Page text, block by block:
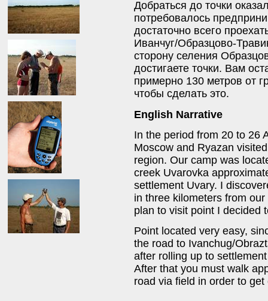
Добраться до точки
потребовалось
достаточно всего
Иванчуг/Образцово-
сторону селения
достигаете точки. Вам
примерно 130 метров от
чтобы сделать это.
English Narrative
In the period from 20 to 26
Moscow and Ryazan
region. Our camp was
creek Uvarovka
settlement Uvary. I
in three kilometers from
plan to visit point I decided
Point located very easy,
the road to Ivanchug/
after rolling up to
After that you must walk
road via field in order to